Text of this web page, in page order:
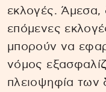
εκλογές. Άμεσα,
επόμενες
μπορούν να
νόμος
πλειοψηφία των